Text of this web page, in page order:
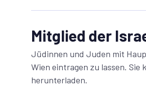
Mitglied der
Jüdinnen und Juden mit
Wien eintragen zu lassen.
herunterladen.